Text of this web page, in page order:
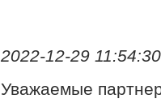
2022-12-29
Уважаемые